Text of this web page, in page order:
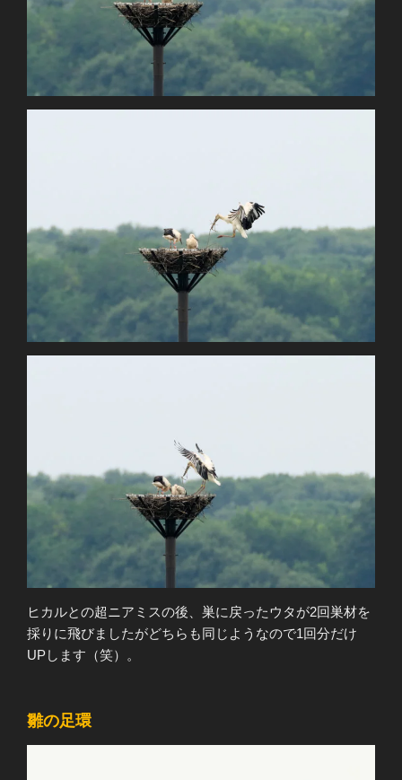
ヒカルとの超ニアミスの後、巣に戻ったウタが2回巣材を
採りに飛びましたがどちらも同じようなので1回分だけ
UPします（笑）。
雛の足環